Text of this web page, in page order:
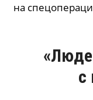
на
с